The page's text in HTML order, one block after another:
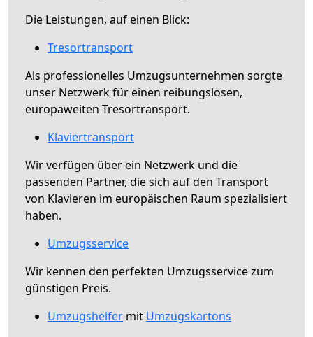
Die Leistungen, auf einen Blick:
Tresortransport
Als professionelles Umzugsunternehmen sorgte
unser Netzwerk für einen reibungslosen,
europaweiten Tresortransport.
Klaviertransport
Wir verfügen über ein Netzwerk und die
passenden Partner, die sich auf den Transport
von Klavieren im europäischen Raum spezialisiert
haben.
Umzugsservice
Wir kennen den perfekten Umzugsservice zum
günstigen Preis.
Umzugshelfer mit Umzugskartons